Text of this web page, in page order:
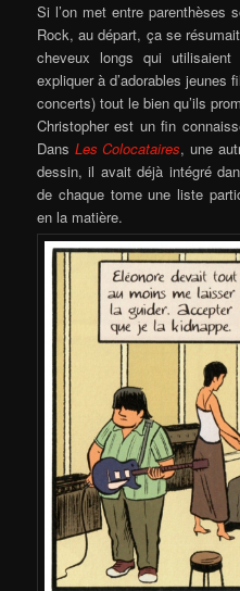
Si l’on met entre parenthèses
Rock, au départ, ça se
cheveux longs qui
expliquer à d’adorables jeunes
concerts) tout le bien qu’ils
Christopher est un fin
Dans Les Colocataires, une
dessin, il avait déjà intégré
de chaque tome une liste
en la matière.